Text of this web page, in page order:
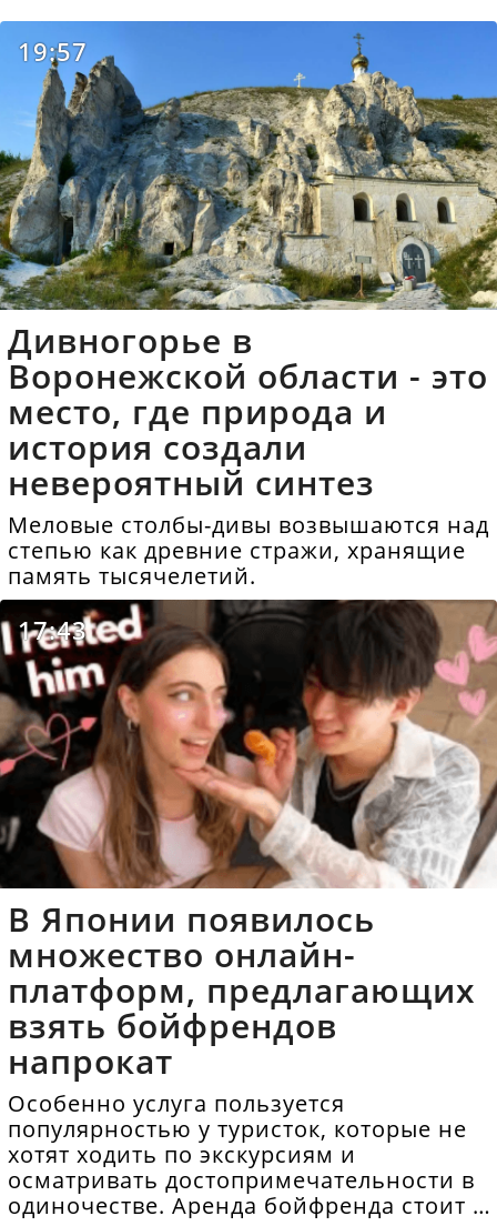
19:57
Дивногорье в
Воронежской области - это
место, где природа и
история создали
невероятный синтез
Меловые столбы-дивы возвышаются над
степью как древние стражи, хранящие
память тысячелетий.
17:43
В Японии появилось
множество онлайн-
платформ, предлагающих
взять бойфрендов
напрокат
Особенно услуга пользуется
популярностью у туристок, которые не
хотят ходить по экскурсиям и
осматривать достопримечательности в
одиночестве. Аренда бойфренда стоит в